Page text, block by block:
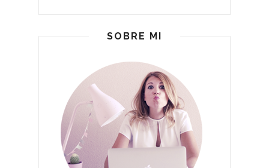
SOBRE MI